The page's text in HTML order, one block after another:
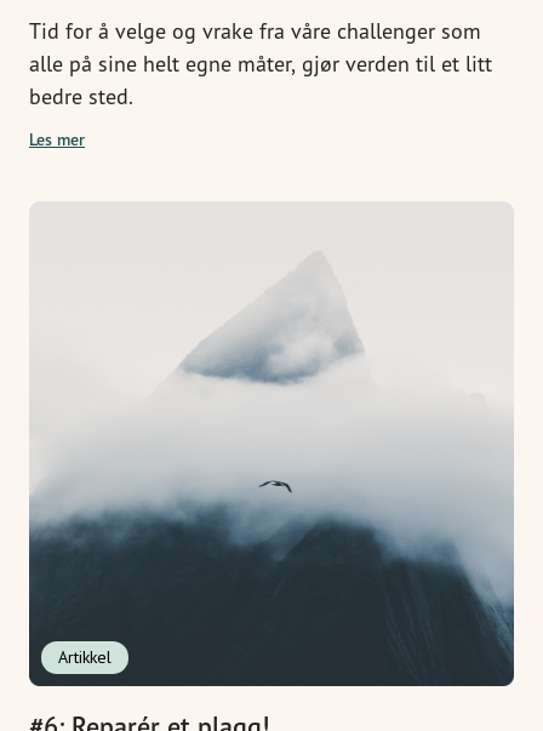
Tid for å velge og vrake fra våre challenger som
alle på sine helt egne måter, gjør verden til et litt
bedre sted.
Les mer
Artikkel